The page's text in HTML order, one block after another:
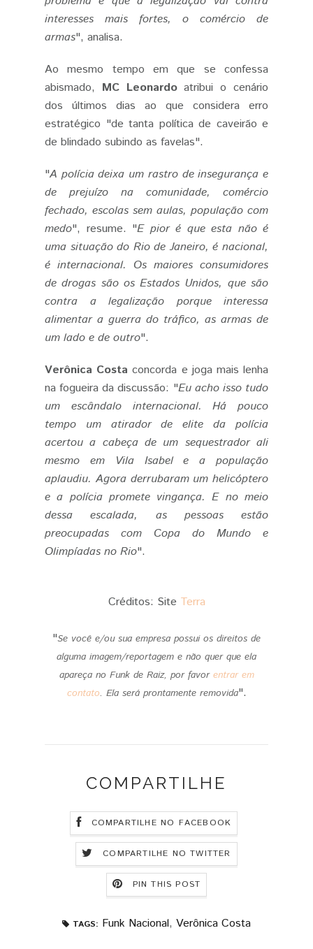
interesses mais fortes, o comércio de
armas", analisa.
Ao mesmo tempo em que se confessa
abismado, MC Leonardoatribui o cenário
dos últimos dias ao que considera erro
estratégico "de tanta política de caveirão e
de blindado subindo as favelas".
"A polícia deixa um rastro de insegurança e
de prejuízo na comunidade, comércio
fechado, escolas sem aulas, população com
medo", resume. "E pior é que esta não é
uma situação do Rio de Janeiro, é nacional,
é internacional. Os maiores consumidores
de drogas são os Estados Unidos, que são
contra a legalização porque interessa
alimentar a guerra do tráfico, as armas de
um lado e de outro".
Verônica Costa concorda e joga mais lenha
na fogueira da discussão: "Eu acho isso tudo
um escândalo internacional. Há pouco
tempo um atirador de elite da polícia
acertou a cabeça de um sequestrador ali
mesmo em Vila Isabel e a população
aplaudiu. Agora derrubaram um helicóptero
e a polícia promete vingança. E no meio
dessa escalada, as pessoas estão
preocupadas com Copa do Mundo e
Olimpíadas no Rio".
Créditos: Site Terra
"Se você e/ou sua empresa possui os direitos de
alguma imagem/reportagem e não quer que ela
apareça no Funk de Raiz, por favor entrar em
contato. Ela será prontamente removida".
COMPARTILHE
COMPARTILHE NO FACEBOOK
COMPARTILHE NO TWITTER
PIN THIS POST
TAGS: Funk Nacional, Verônica Costa